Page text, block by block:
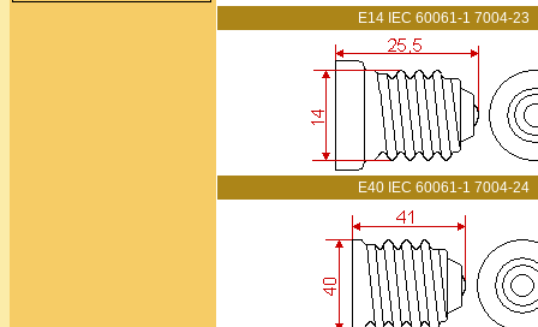
E14 IEC 60061-1 7004-23
E40 IEC 60061-1 7004-24